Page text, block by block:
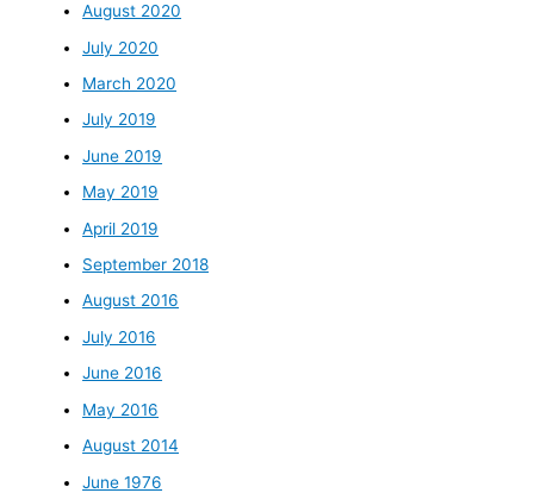
August 2020
July 2020
March 2020
July 2019
June 2019
May 2019
April 2019
September 2018
August 2016
July 2016
June 2016
May 2016
August 2014
June 1976